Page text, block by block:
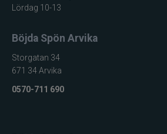
Martiini
Maxximus
McLean
Lördag 10-13
Böjda Spön Arvika
Storgatan 34
671 34 Arvika
0570-711 690